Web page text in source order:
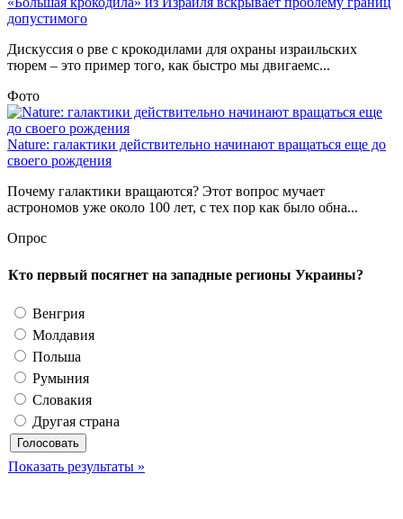
допустимого
Дискуссия о рве с крокодилами для охраны израильских
тюрем – это пример того, как быстро мы двигаемс...
Фото
Nature: галактики действительно начинают вращаться еще до
своего рождения
Почему галактики вращаются? Этот вопрос мучает
астрономов уже около 100 лет, с тех пор как было обна...
Опрос
Кто первый посягнет на западные регионы Украины?
Венгрия
Молдавия
Польша
Румыния
Словакия
Другая страна
Показать результаты »